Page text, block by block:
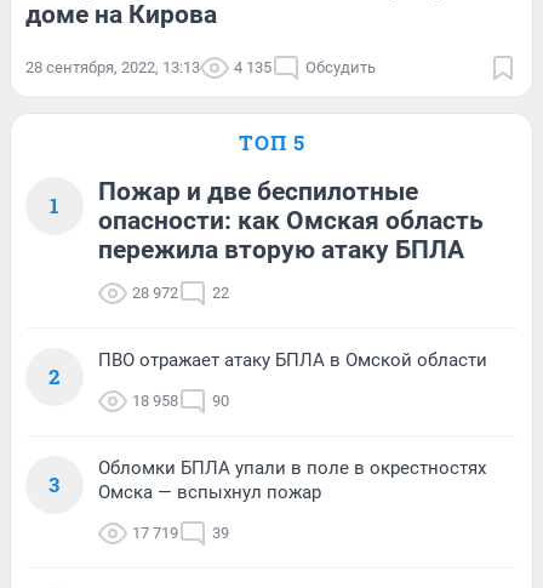
доме на Кирова
28 сентября, 2022, 13:13 4 135 Обсудить
ТОП 5
1
Пожар и две беспилотные
опасности: как Омская область
пережила вторую атаку БПЛА
28 972 22
2
ПВО отражает атаку БПЛА в Омской области
18 958 90
3
Обломки БПЛА упали в поле в окрестностях
Омска — вспыхнул пожар
17 719 39